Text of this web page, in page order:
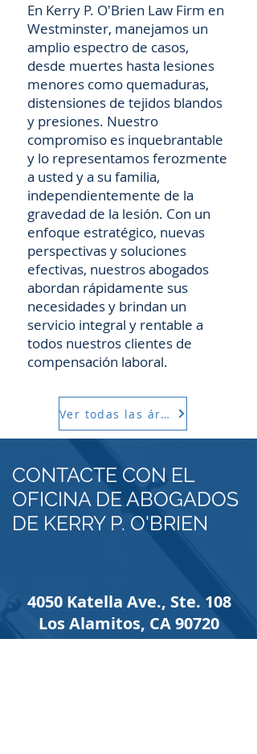
En Kerry P. O'Brien Law Firm en
Westminster, manejamos un
amplio espectro de casos,
desde muertes hasta lesiones
menores como quemaduras,
distensiones de tejidos blandos
y presiones. Nuestro
compromiso es inquebrantable
y lo representamos ferozmente
a usted y a su familia,
independientemente de la
gravedad de la lesión. Con un
enfoque estratégico, nuevas
perspectivas y soluciones
efectivas, nuestros abogados
abordan rápidamente sus
necesidades y brindan un
servicio integral y rentable a
todos nuestros clientes de
compensación laboral.
Ver todas las áreas
CONTACTE CON EL
OFICINA DE ABOGADOS
DE KERRY P. O'BRIEN
4050 Katella Ave., Ste. 108
Los Alamitos, CA 90720